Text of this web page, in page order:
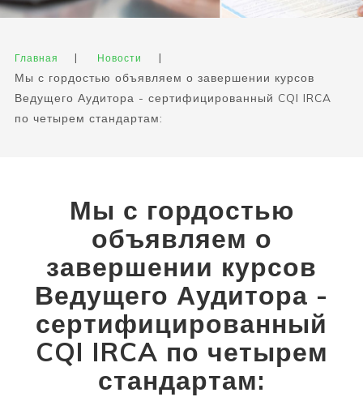
Главная | Новости
|
Мы с гордостью объявляем о завершении курсов
Ведущего Аудитора - сертифицированный CQI IRCA
по четырем стандартам:
Мы с гордостью
объявляем о
завершении курсов
Ведущего Аудитора -
сертифицированный
CQI IRCA по четырем
стандартам: